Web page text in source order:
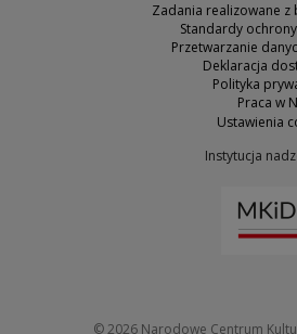
Zadania realizowane z
Standardy
Przetwarzanie
Deklaracja
Polityka
Praca w
Ustawienia
Instytucja
© 2026 Narodowe Centrum